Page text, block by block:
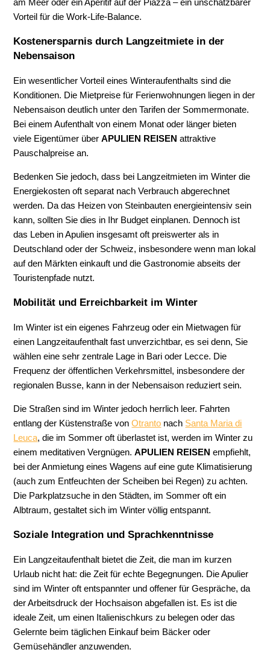
am Meer oder ein Aperitif auf der Piazza – ein unschätzbarer
Vorteil für die Work-Life-Balance.
Kostenersparnis durch Langzeitmiete in der
Nebensaison
Ein wesentlicher Vorteil eines Winteraufenthalts sind die
Konditionen. Die Mietpreise für Ferienwohnungen liegen in der
Nebensaison deutlich unter den Tarifen der Sommermonate.
Bei einem Aufenthalt von einem Monat oder länger bieten
viele Eigentümer überAPULIEN REISEN attraktive
Pauschalpreise an.
Bedenken Sie jedoch, dass bei Langzeitmieten im Winter die
Energiekosten oft separat nach Verbrauch abgerechnet
werden. Da das Heizen von Steinbauten energieintensiv sein
kann, sollten Sie dies in Ihr Budget einplanen. Dennoch ist
das Leben in Apulien insgesamt oft preiswerter als in
Deutschland oder der Schweiz, insbesondere wenn man lokal
auf den Märkten einkauft und die Gastronomie abseits der
Touristenpfade nutzt.
Mobilität und Erreichbarkeit im Winter
Im Winter ist ein eigenes Fahrzeug oder ein Mietwagen für
einen Langzeitaufenthalt fast unverzichtbar, es sei denn, Sie
wählen eine sehr zentrale Lage in Bari oder Lecce. Die
Frequenz der öffentlichen Verkehrsmittel, insbesondere der
regionalen Busse, kann in der Nebensaison reduziert sein.
Die Straßen sind im Winter jedoch herrlich leer. Fahrten
entlang der Küstenstraße vonOtranto nach Santa Maria di
Leuca, die im Sommer oft überlastet ist, werden im Winter zu
einem meditativen Vergnügen.APULIEN REISEN empfiehlt,
bei der Anmietung eines Wagens auf eine gute Klimatisierung
(auch zum Entfeuchten der Scheiben bei Regen) zu achten.
Die Parkplatzsuche in den Städten, im Sommer oft ein
Albtraum, gestaltet sich im Winter völlig entspannt.
Soziale Integration und Sprachkenntnisse
Ein Langzeitaufenthalt bietet die Zeit, die man im kurzen
Urlaub nicht hat: die Zeit für echte Begegnungen. Die Apulier
sind im Winter oft entspannter und offener für Gespräche, da
der Arbeitsdruck der Hochsaison abgefallen ist. Es ist die
ideale Zeit, um einen Italienischkurs zu belegen oder das
Gelernte beim täglichen Einkauf beim Bäcker oder
Gemüsehändler anzuwenden.